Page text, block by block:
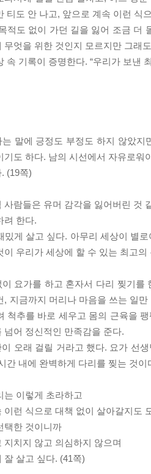
티도 안 나고, 앞으로 계속 이런 식
적도 없이 가던 길을 잃어 조금 더
무엇을 위한 것인지 모르지만 그래
속 기록이 증명한다. “우리가 보
는 말에 긍정도 부정도 하지 않았
기도 하다. 남의 시선에서 자유로
(19쪽)
사람들은 유머 감각을 잃어버린 것
려 한다.
밌게 살고 싶다. 아무리 세상이 별
이 우리가 세상에 할 수 있는 최고
요가를 하고 혼자서 다리 찢기
, 지금까지 머리나 마음을 쓰는 일
척추를 바로 세우고 몸의 근육을
넘어 정신적인 만족감을 준다.
오래 걸릴 거라고 했다. 요가 선
간 내에 완벽하게 다리를 찢는 것이
는 이렇게 초라하고
이런 식으로 대책 없이 살아갈지도
택한 것이니까
지치지 않고 의심하지 않으며
잘 살고 싶다. (41쪽)